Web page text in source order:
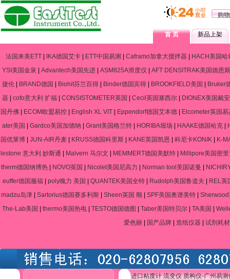
购
首 页 新品上架
法国来美ETT IKA德国艾卡 ETT中国易测 Caframo加拿大搅拌器
HACH美国哈
YSI美国金泉
Advantech美国先进| ASM825A滑度仪
AFT DENSITRAK美国德恩斯
捷伦| BRAND德国 Biohit芬兰百得| Binder德国宾得| BROOKFIELD美国
Bruker
器| cofo意大利 扩福| CONSISTOMETER英国 Cecil英国塞西尔| DIONEX美国戴安
国丹佛| ECOM欧盟易控| English XL VIT| Eppendorf德国艾本德|
Elcometer英国易
ater美国
Gardco美国加德纳 Grant美国格兰特| HORIBA堀场 HAAKE德国哈克|
国优莱博
JUN-AIR丹麦 KRUSS德国科里斯 KANE英国凯恩 科尼卡KONIK
K-
lestone 意大利 妙斯通
Malvern 马尔文 MEMMERT德国美默特
Millipore美国密
therm德国纳博热| NOVO英国 Nicolet美国尼高力 Norman tool美国诺曼
euffer德国服福| poly魄力 美国 QUANTEK美国全特| Rudolph美国鲁道夫
REL英
madzu岛津
Sartorius德国赛多利斯 Sheen英国 顺 SPF美国奥谱美特
The-Lab美国
thermo美国热电| TESTO德国德图 Taber美国特贝尔| TA美国
爱色丽| 国产品牌| 造纸仪器| 试剂耗材
进口粘度计 流变仪 质构仪-广州易